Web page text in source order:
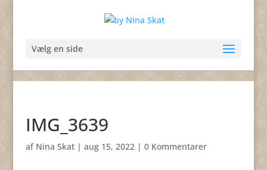
Vælg en side
IMG_3639
af Nina Skat| aug 15, 2022| 0 Kommentarer